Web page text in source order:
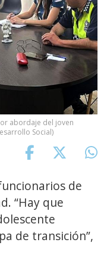
abordaje del joven
Social)
de
“Hay que
de transición”,